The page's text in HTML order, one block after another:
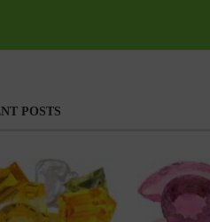
POSTS